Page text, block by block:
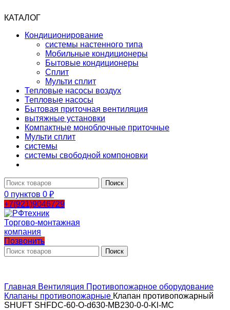
КАТАЛОГ
Кондиционирование
системы настенного типа
Мобильные кондиционеры
Бытовые кондиционеры
Сплит
Мульти сплит
Тепловые насосы воздух
Тепловые насосы
Бытовая приточная вентиляция
вытяжные установки
Компактные моноблочные приточные
Мульти сплит
системы
системы свободной компоновки
Поиск
0 пунктов 0 ₽
+7(921)9046729
Позвонить
Поиск
Главная Вентиляция Противопожарное оборудование
Клапаны противопожарные Клапан противопожарный
SHUFT SHFDC-60-O-d630-MB230-0-0-Kl-МС